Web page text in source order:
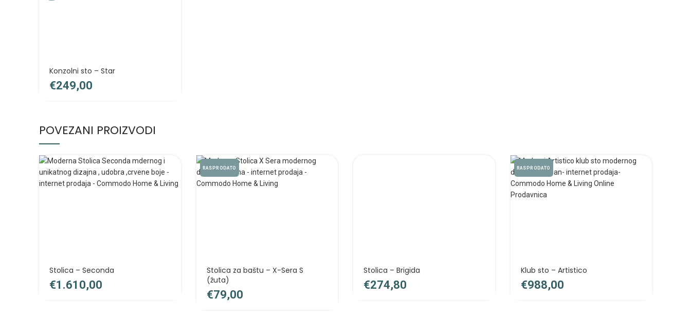
Konzolni sto – Star
€
POVEZANI PROIZVODI
Stolica – Seconda
€
RASPRODATO
Stolica za baštu – X-Sera S
(žuta)
€
Stolica – Brigida
€
RASPRODATO
Klub sto – Artistico
€